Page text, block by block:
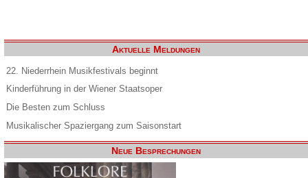
Aktuelle Meldungen
22. Niederrhein Musikfestivals beginnt
Kinderführung in der Wiener Staatsoper
Die Besten zum Schluss
Musikalischer Spaziergang zum Saisonstart
Neue Besprechungen